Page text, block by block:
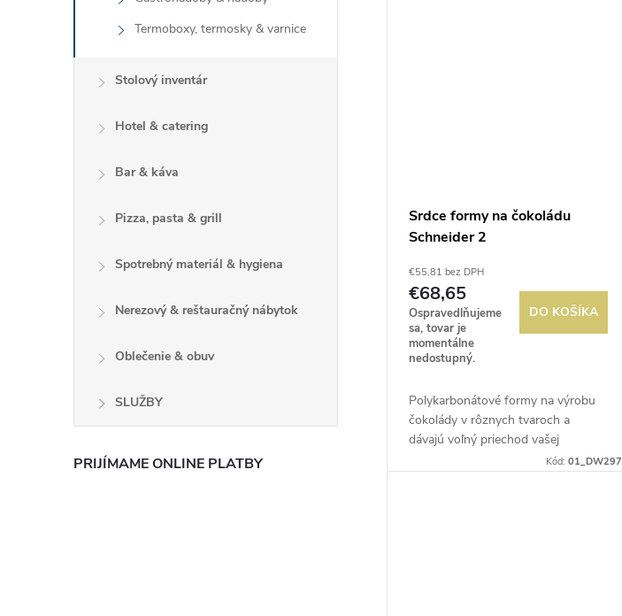
Termoboxy, termosky & varnice
Stolový inventár
Hotel & catering
Bar & káva
Pizza, pasta & grill
Spotrebný materiál & hygiena
Nerezový & reštauračný nábytok
Oblečenie & obuv
SLUŽBY
PRIJÍMAME ONLINE PLATBY
Srdce formy na čokoládu
Schneider 2
€55,81 bez DPH
€68,65
Ospravedlňujeme
sa, tovar je
momentálne
nedostupný.
DO KOŠÍKA
Polykarbonátové formy na výrobu
čokolády v rôznych tvaroch a
dávajú voľný priechod vašej
kreativite. Tvrdý materiál pre ľahké
Kód:01_DW297